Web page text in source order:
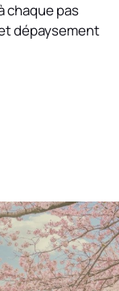
chaque pas
dépaysement